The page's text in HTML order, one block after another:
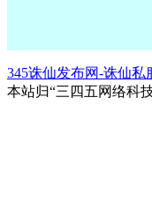
345诛仙发布网-诛仙私
本站归“三四五网络科